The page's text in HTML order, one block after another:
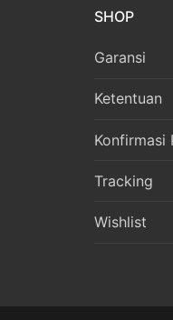
SHOP
Garansi
Ketentuan
Konfirmasi
Tracking
Wishlist